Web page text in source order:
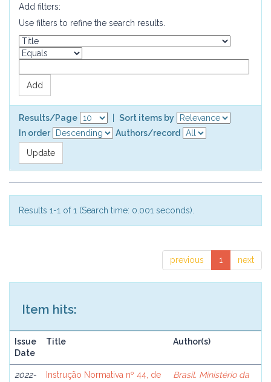
Add filters:
Use filters to refine the search results.
Results/Page
Sort items by
In order
Authors/record
Results 1-1 of 1 (Search time: 0.001 seconds).
previous 1 next
Item hits:
Issue
Date
Title Author(s)
2022-
Instrução Normativa nº 44, de
Brasil. Ministério da